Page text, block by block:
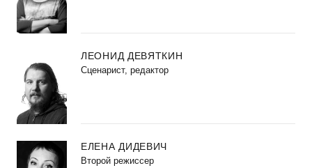
ЛЕОНИД ДЕВЯТКИН
Сценарист, редактор
ЕЛЕНА ДИДЕВИЧ
Второй режиссер